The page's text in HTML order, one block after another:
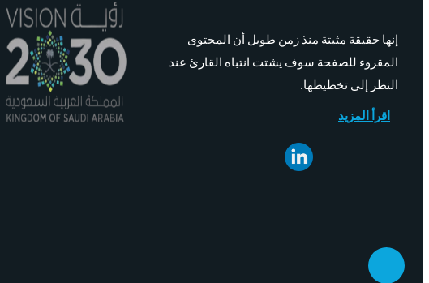
إنها حقيقة مثبتة منذ زمن طويل أن المحتوى
المقروء للصفحة سوف يشتت انتباه القارئ عند
النظر إلى تخطيطها.
اقرأ المزيد